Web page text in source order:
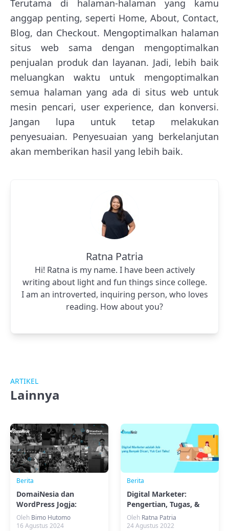
Terutama di halaman-halaman yang kamu
anggap penting, seperti Home, About, Contact,
Blog, dan Checkout. Mengoptimalkan halaman
situs web sama dengan mengoptimalkan
penjualan produk dan layanan. Jadi, lebih baik
meluangkan waktu untuk mengoptimalkan
semua halaman yang ada di situs web untuk
mesin pencari, user experience, dan konversi.
Jangan lupa untuk tetap melakukan
penyesuaian. Penyesuaian yang berkelanjutan
akan memberikan hasil yang lebih baik.
Ratna Patria
Hi! Ratna is my name. I have been actively
writing about light and fun things since college.
I am an introverted, inquiring person, who loves
reading. How about you?
ARTIKEL
Lainnya
Berita
DomaiNesia dan
WordPress Jogja:
Memaksimalkan Page
Builder untuk Website
Oleh Bimo Hutomo
16 Agustus 2024
Berita
Digital Marketer:
Pengertian, Tugas, &
Strategi Utamanya
Oleh Ratna Patria
24 Agustus 2022